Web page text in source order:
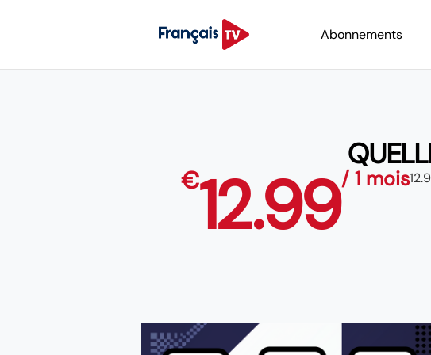
Abonnements
€12.99/ 1 mois